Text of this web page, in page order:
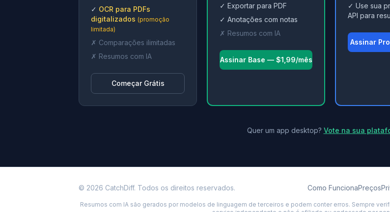
✓ OCR para PDFs
digitalizados (promoção
limitada)
✗ Comparações ilimitadas
✗ Resumos com IA
Começar Grátis
✓ Exportar para PDF
✓ Anotações com notas
✗ Resumos com IA
Assinar Base — $1,99/mês
✓ Use sua
API para
Assinar
Quer um app desktop? Vote na sua
© 2026 CatchDiff. Todos os direitos reservados. Como FuncionaPreços
Resumos com IA são gerados por modelos de linguagem de terceiros e podem conter erros. Sempre